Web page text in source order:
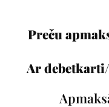
Preču
Ar